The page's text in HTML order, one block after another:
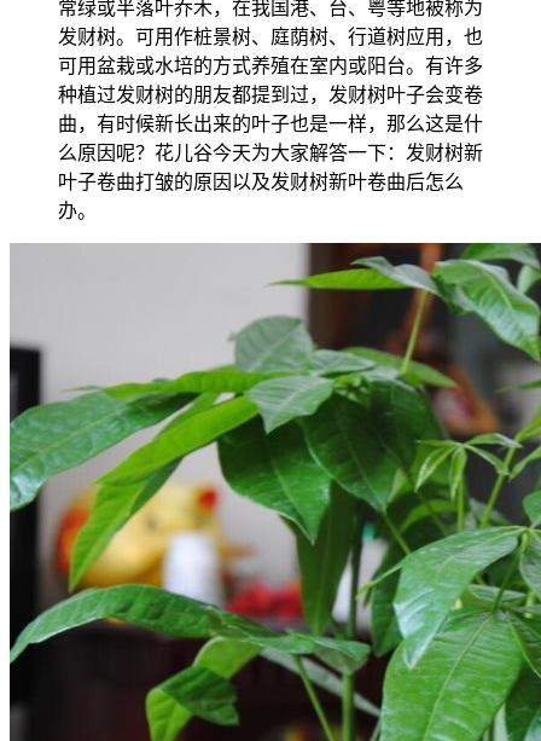
常绿或半落叶乔木，在我国港、台、粤等地被称为
发财树。可用作桩景树、庭荫树、行道树应用，也
可用盆栽或水培的方式养殖在室内或阳台。有许多
种植过发财树的朋友都提到过，发财树叶子会变卷
曲，有时候新长出来的叶子也是一样，那么这是什
么原因呢？花儿谷今天为大家解答一下：发财树新
叶子卷曲打皱的原因以及发财树新叶卷曲后怎么
办。